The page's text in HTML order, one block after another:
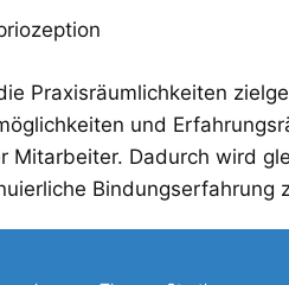
Praxisräumlichkeiten
und
Dadurch wird
Bindungserfahrung